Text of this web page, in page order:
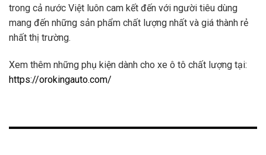
trong cả nước Việt luôn cam kết đến với người tiêu dùng
mang đến những sản phẩm chất lượng nhất và giá thành rẻ
nhất thị trường.
Xem thêm những phụ kiện dành cho xe ô tô chất lượng tại:
https://orokingauto.com/